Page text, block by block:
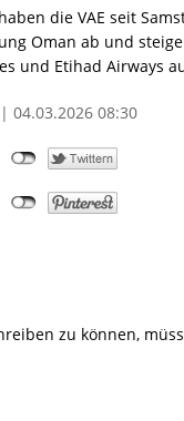
die VAE seit
Oman ab und
und Etihad Airways
08:30
zu können,